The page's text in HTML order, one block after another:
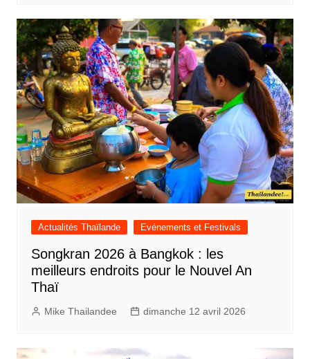
Actualités Thaïlande Evénements et Festivals
Songkran 2026 à Bangkok : les
meilleurs endroits pour le Nouvel An
Thaï
Mike Thailandee dimanche 12 avril 2026